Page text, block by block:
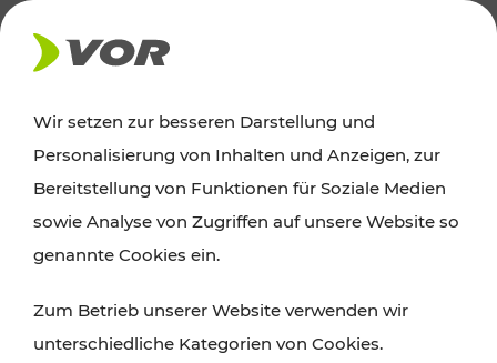
AKTUELLES
News
Alle wichtigen Meldungen zu Fahrplanänderungen,
finden Sie hier im Überblick.
Wir setzen zur besseren Darstellung und
Personalisierung von Inhalten und Anzeigen, zur
Bereitstellung von Funktionen für Soziale Medien
sowie Analyse von Zugriffen auf unsere Website so
genannte Cookies ein.
Zum Betrieb unserer Website verwenden wir
unterschiedliche Kategorien von Cookies.